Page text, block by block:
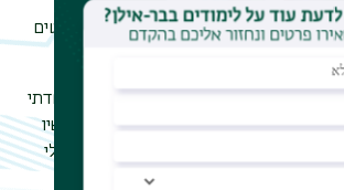
גן וביצעה עבור חברי הסגל, הסטודנטים
ביקש להישאר בעילום שם, אמר: "פחדתי
יודע שאני במצב טרום סכרתי. אבל עכשיו
הפחתת סוכר, הפחתת צריכת הפחמימות שלי
עובד טוב. התוצאות שלי הפתיעו אותי